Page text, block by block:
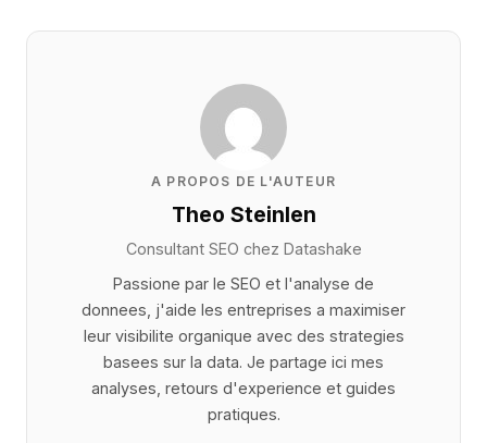
A PROPOS DE L'AUTEUR
Theo Steinlen
Consultant SEO chez Datashake
Passione par le SEO et l'analyse de
donnees, j'aide les entreprises a maximiser
leur visibilite organique avec des strategies
basees sur la data. Je partage ici mes
analyses, retours d'experience et guides
pratiques.